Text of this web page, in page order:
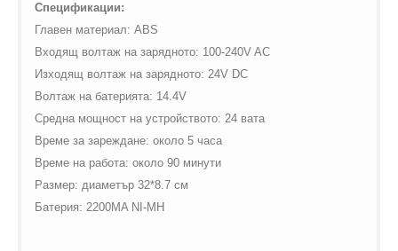
Спецификации:
Главен материал: ABS
Входящ волтаж на зарядното: 100-240V AC
Изходящ волтаж на зарядното: 24V DC
Волтаж на батерията: 14.4V
Средна мощност на устройството: 24 вата
Време за зареждане: около 5 часа
Време на работа: около 90 минути
Размер: диаметър 32*8.7 см
Батерия: 2200MA NI -MH